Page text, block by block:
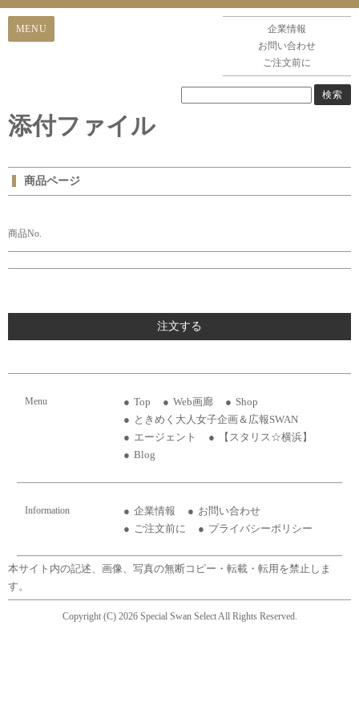
企業情報
お問い合わせ
ご注文前に
添付ファイル
商品ページ
商品No.
注文する
Menu Top Web画廊
Shop
ときめく大人女子企画＆広報SWAN
エージェント
【スタリス☆横浜】
Blog
Information 企業情報
お問い合わせ
ご注文前に
プライバシーポリシー
本サイト内の記述、画像、写真の無断コピー・転載・転用を禁止しま
す。
Copyright (C) 2026 Special Swan Select All Rights Reserved.